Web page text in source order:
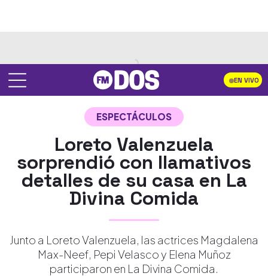
EN VIVO
ESPECTÁCULOS
Loreto Valenzuela
sorprendió con llamativos
detalles de su casa en La
Divina Comida
Junto a Loreto Valenzuela, las actrices Magdalena
Max-Neef, Pepi Velasco y Elena Muñoz
participaron en La Divina Comida.